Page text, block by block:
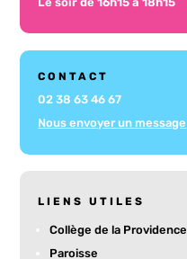
CONTACT
02 38 63 46 67
Nous envoyer un message
LIENS UTILES
Collège de la Providence
Paroisse